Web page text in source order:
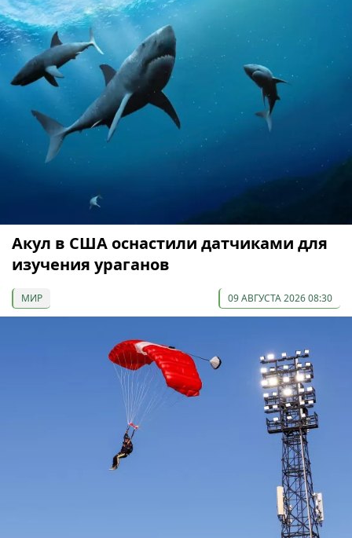
Акул в США оснастили датчиками для
изучения ураганов
МИР 09 АВГУСТА 2026 08:30